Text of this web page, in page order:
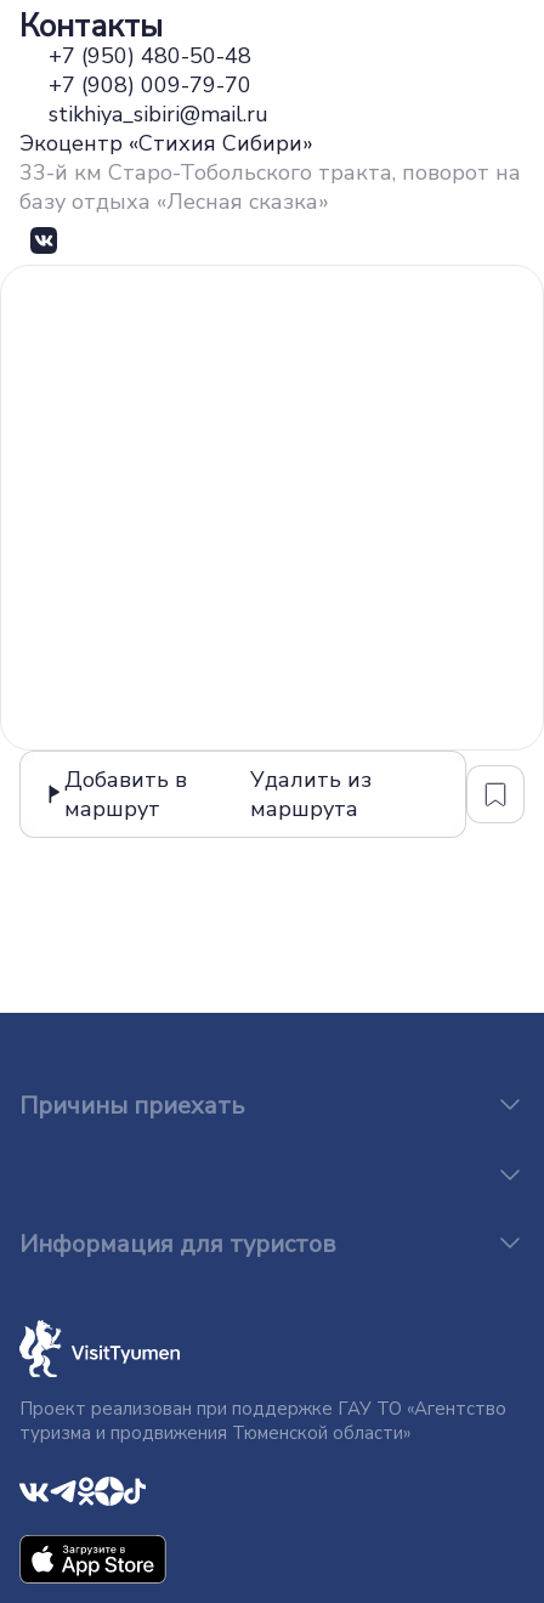
Контакты
+7 (950) 480-50-48
+7 (908) 009-79-70
stikhiya_sibiri@mail.ru
Экоцентр «Стихия Сибири»
33-й км Старо-Тобольского тракта, поворот на
базу отдыха «Лесная сказка»
Добавить в
маршрут
Удалить из
маршрута
Причины приехать
Информация для туристов
Проект реализован при поддержке ГАУ ТО «Агентство
туризма и продвижения Тюменской области»